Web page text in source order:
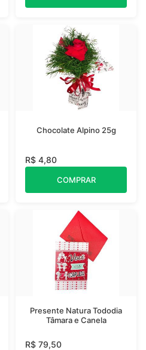
Chocolate Alpino 25g
R$ 4,80
COMPRAR
Presente Natura Tododia
Tâmara e Canela
R$ 79,50